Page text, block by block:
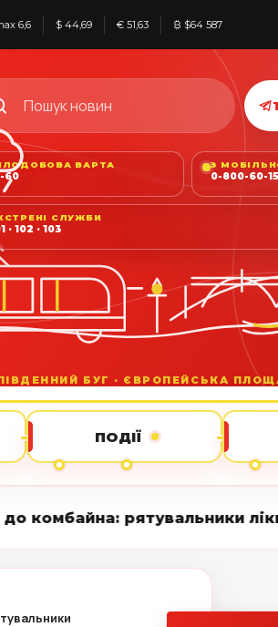
6,6 $ 44,69 € 51,63 ₿ $64 587
ВАРТА
60
З
0-800-60-
СЛУЖБИ
· 102 · 103
ПОДІЇ
ліквідували